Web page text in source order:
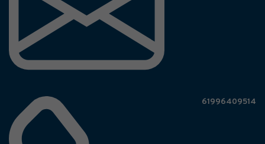
61996409514